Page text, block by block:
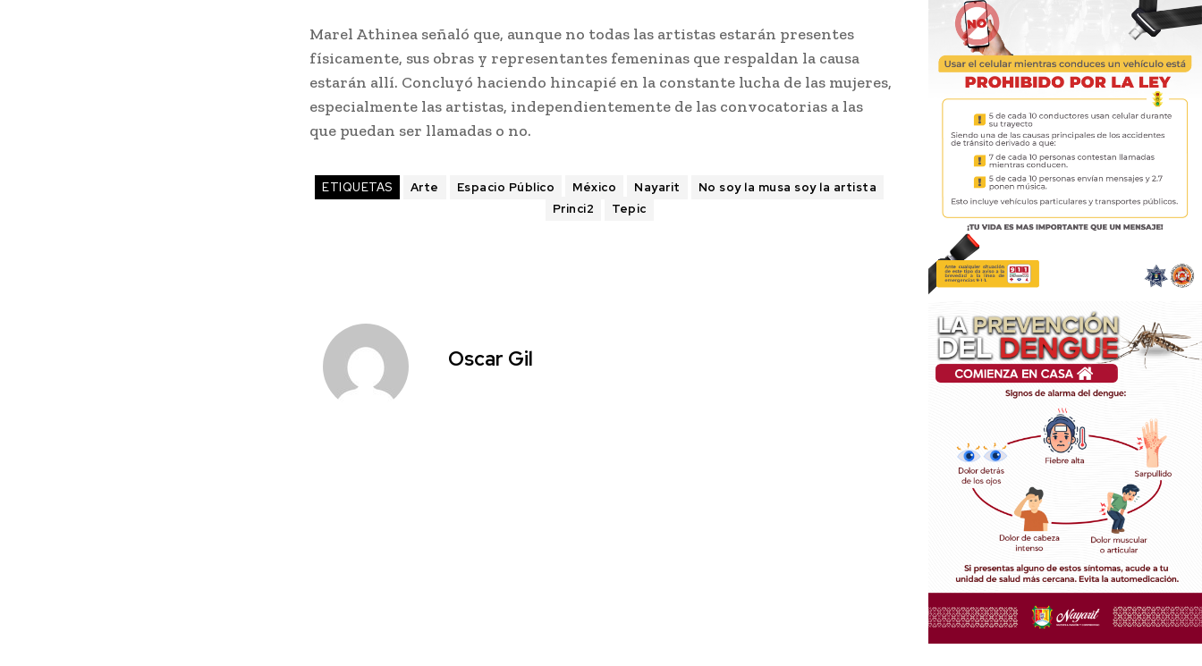
Marel Athinea señaló que, aunque no todas las artistas estarán presentes
físicamente, sus obras y representantes femeninas que respaldan la causa
estarán allí. Concluyó haciendo hincapié en la constante lucha de las mujeres,
especialmente las artistas, independientemente de las convocatorias a las
que puedan ser llamadas o no.
ETIQUETAS Arte Espacio Público México Nayarit
No soy la musa soy la artista
Princi2
Tepic
Oscar Gil